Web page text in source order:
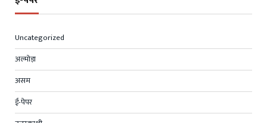
Uncategorized
अल्मोड़ा
असम
ई-पेपर